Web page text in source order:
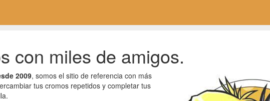
con miles de amigos.
2009, somos el sitio de referencia con más
tus cromos repetidos y completar tus